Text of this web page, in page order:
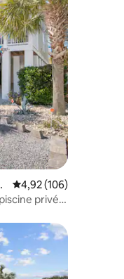
: 4,99 sur 5
Évaluation moyenne
4,92 (106)
privée,